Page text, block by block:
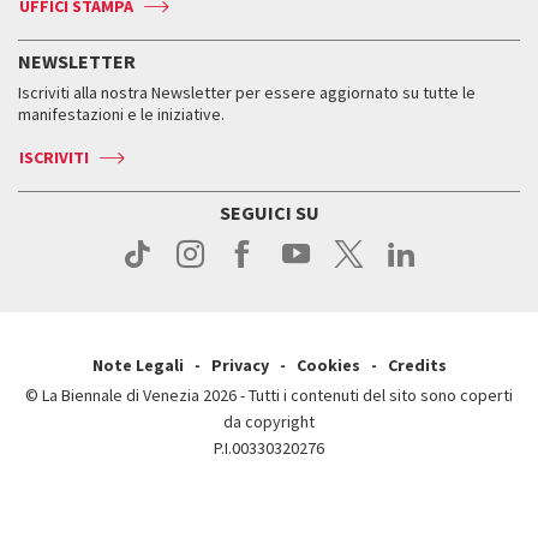
Press
Accrediti
Come raggiungerci
Come raggiungerci
Contatti
Press
Press
Orari e sedi
Biglietti
Servizi al pubblico
Come raggiungerci
Contatti
ASAC DATI
Storia
Orari e sedi
UFFICI STAMPA
NEWSLETTER
Iscriviti alla nostra Newsletter per essere aggiornato su tutte le
manifestazioni e le iniziative.
ISCRIVITI
SEGUICI SU
Note Legali Privacy Cookies
Credits
© La Biennale di Venezia 2026 - Tutti i contenuti del sito sono coperti
da copyright
P.I.00330320276